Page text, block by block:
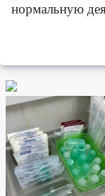
нормальную